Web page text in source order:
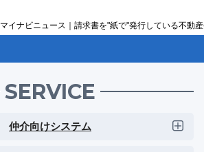
マイナビニュース｜請求書を"紙で"発行している不動
SERVICE
仲介向けシステム